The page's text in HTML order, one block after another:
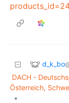
d_k_bo
DACH -
Österreich,
•